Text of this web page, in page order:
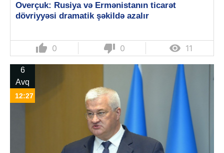
Overçuk: Rusiya və Ermənistanın ticarət
dövriyyəsi dramatik şəkildə azalır
thumb_up 0 thumb_down 0  11
6
Avq
12:27